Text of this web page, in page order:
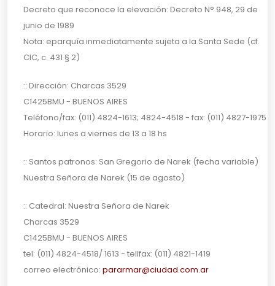
Decreto que reconoce la elevación: Decreto N° 948, 29 de
junio de 1989
Nota: eparquía inmediatamente sujeta a la Santa Sede (cf.
CIC, c. 431 § 2)
:: Dirección: Charcas 3529
C1425BMU - BUENOS AIRES
Teléfono/fax: (011) 4824-1613; 4824-4518 - fax: (011) 4827-1975
Horario: lunes a viernes de 13 a 18 hs
:: Santos patronos: San Gregorio de Narek (fecha variable)
Nuestra Señora de Narek (15 de agosto)
:: Catedral: Nuestra Señora de Narek
Charcas 3529
C1425BMU - BUENOS AIRES
tel: (011) 4824-4518/ 1613 - tellfax: (011) 4821-1419
correo electrónico: pararmar@ciudad.com.ar